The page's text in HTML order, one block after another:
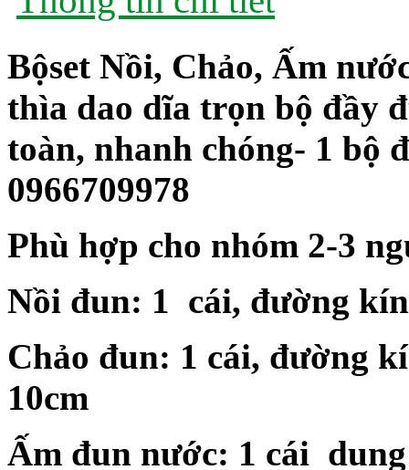
Bộset Nồi, Chảo, Ấm
thìa dao dĩa trọn bộ đầy
toàn, nhanh chóng- 1 bộ
0966709978
Phù hợp cho nhóm 2-3
Nồi đun: 1 cái, đường
Chảo đun: 1 cái, đường
10cm
Ấm đun nước: 1 cái